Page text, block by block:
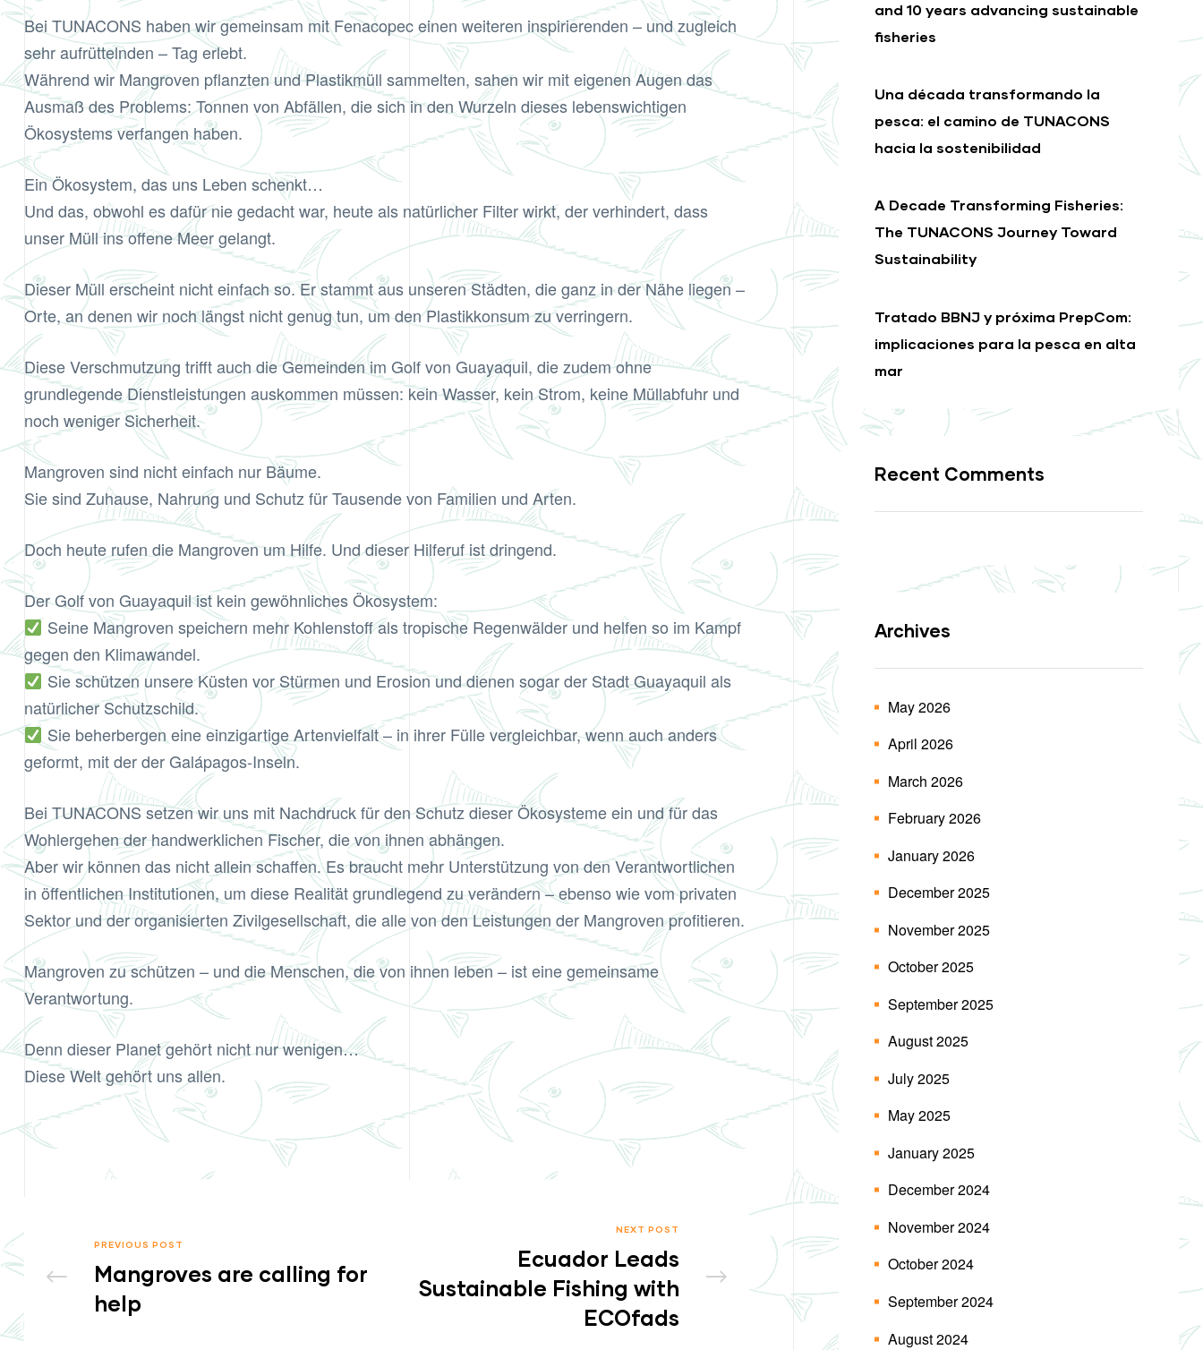
Bei TUNACONS haben wir gemeinsam mit Fenacopec einen weiteren inspirierenden – und zugleich
sehr aufrüttelnden – Tag erlebt.
Während wir Mangroven pflanzten und Plastikmüll sammelten, sahen wir mit eigenen Augen das
Ausmaß des Problems: Tonnen von Abfällen, die sich in den Wurzeln dieses lebenswichtigen
Ökosystems verfangen haben.
Ein Ökosystem, das uns Leben schenkt…
Und das, obwohl es dafür nie gedacht war, heute als natürlicher Filter wirkt, der verhindert, dass
unser Müll ins offene Meer gelangt.
Dieser Müll erscheint nicht einfach so. Er stammt aus unseren Städten, die ganz in der Nähe liegen –
Orte, an denen wir noch längst nicht genug tun, um den Plastikkonsum zu verringern.
Diese Verschmutzung trifft auch die Gemeinden im Golf von Guayaquil, die zudem ohne
grundlegende Dienstleistungen auskommen müssen: kein Wasser, kein Strom, keine Müllabfuhr und
noch weniger Sicherheit.
Mangroven sind nicht einfach nur Bäume.
Sie sind Zuhause, Nahrung und Schutz für Tausende von Familien und Arten.
Doch heute rufen die Mangroven um Hilfe. Und dieser Hilferuf ist dringend.
Der Golf von Guayaquil ist kein gewöhnliches Ökosystem:
Seine Mangroven speichern mehr Kohlenstoff als tropische Regenwälder und helfen so im Kampf
gegen den Klimawandel.
Sie schützen unsere Küsten vor Stürmen und Erosion und dienen sogar der Stadt Guayaquil als
natürlicher Schutzschild.
Sie beherbergen eine einzigartige Artenvielfalt – in ihrer Fülle vergleichbar, wenn auch anders
geformt, mit der der Galápagos-Inseln.
Bei TUNACONS setzen wir uns mit Nachdruck für den Schutz dieser Ökosysteme ein und für das
Wohlergehen der handwerklichen Fischer, die von ihnen abhängen.
Aber wir können das nicht allein schaffen. Es braucht mehr Unterstützung von den Verantwortlichen
in öffentlichen Institutionen, um diese Realität grundlegend zu verändern – ebenso wie vom privaten
Sektor und der organisierten Zivilgesellschaft, die alle von den Leistungen der Mangroven profitieren.
Mangroven zu schützen – und die Menschen, die von ihnen leben – ist eine gemeinsame
Verantwortung.
Denn dieser Planet gehört nicht nur wenigen…
Diese Welt gehört uns allen.
PREVIOUS POST
Mangroves are calling for
help
NEXT POST
Ecuador Leads
Sustainable Fishing with
ECOfads
and 10 years advancing sustainable
fisheries
Una década transformando la
pesca: el camino de TUNACONS
hacia la sostenibilidad
A Decade Transforming Fisheries:
The TUNACONS Journey Toward
Sustainability
Tratado BBNJ y próxima PrepCom:
implicaciones para la pesca en alta
mar
Recent Comments
Archives
May 2026
April 2026
March 2026
February 2026
January 2026
December 2025
November 2025
October 2025
September 2025
August 2025
July 2025
May 2025
January 2025
December 2024
November 2024
October 2024
September 2024
August 2024